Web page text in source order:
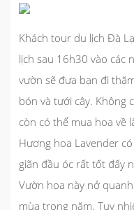
Khách tour du lịch Đà
lịch sau 16h30 vào các
vườn sẽ đưa bạn đi
bón và tưới cây. Không
còn có thể mua hoa về
Hương hoa Lavender
giãn đầu óc rất tốt đấy
Vườn hoa này nở
mùa trong năm. Tuy